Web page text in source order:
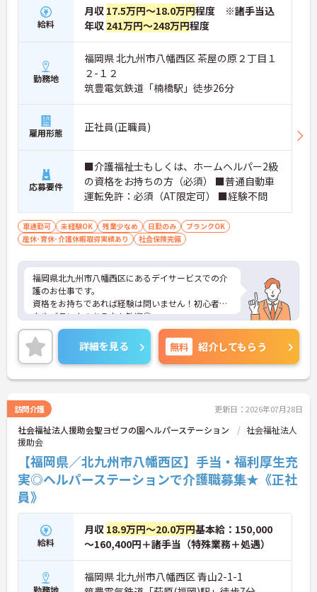
■ 通勤しやすく長く働きやすい職場
通勤面や働きやすさにも配慮された環境です
・最寄駅から徒歩7分です
・無料駐車場付きで車通勤できます
・月9日休みでメリハリをつけて働けます
→ ライフスタイルに合わせて無理なく勤務しやすい
環境です♪
給料
月収 17.5万円～18.0万円程度 ※諸手当込
年収 241万円～248万円程度
勤務地
福岡県 北九州市八幡西区 茶屋の原２丁目１
２-１２
筑豊電気鉄道「楠橋駅」徒歩26分
雇用形態 正社員(正職員)
応募要件
■介護福祉士もしくは、ホームヘルパー2級
の資格をお持ちの方（必須） ■普通自動車
運転免許：必須（AT限定可） ■経験不問
車通勤可 未経験OK 残業少なめ 日勤のみ
ブランクOK
産休･育休･介護休暇取得実績あり
社会保険完備
福岡県北九州市八幡西区にあるデイサービスでの介
護のお仕事です。
資格をお持ちであれば経験は問いません！初心者の
方やブランクのある方も歓迎◎
残業は月10時間程度なので、ゆとりを持って働きた
い方におすすめです。
育児休業の取得実績があり、子どもが病気の時をは
じめとし、学校・保育園・幼稚園行事の時にも配慮
していただけます◎
無料駐車場があるのでマイカーでの通勤も可能。離
れた地域にお住まいの方もストレス無く通勤してい
ただけます。
ご興味がある方は是非一度マイナビまでお問合せ下
さい。更に詳細などお伝えします。
詳細を見る 無料 紹介してもらう
訪問介護 更新日：2026年07月28日
社会福祉法人援助会聖ヨゼフの園ヘルパーステーション
社会福祉法人
援助会
【福岡県／北九州市八幡西区】手当・福利厚生充
実◎ヘルパーステーションで介護職募集★《正社
員》
給料
月収 18.9万円～20.0万円基本給：150,000
～160,400円＋諸手当（特殊業務＋処遇）
勤務地
福岡県 北九州市八幡西区 青山2-1-1